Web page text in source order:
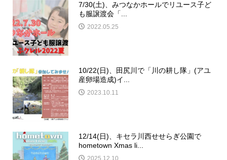
7/30(土)、みつなかホールでリユース子ど
も服譲渡会「...
2022.05.25
10/22(日)、田尻川で「川の耕し隊」(アユ
産卵場造成)イ...
2023.10.11
12/14(日)、キセラ川西せせらぎ公園で
hometown Xmas li...